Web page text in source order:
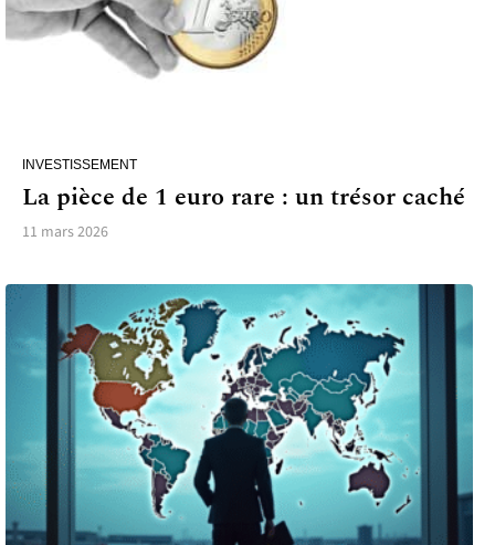
INVESTISSEMENT
La pièce de 1 euro rare : un trésor caché
11 mars 2026